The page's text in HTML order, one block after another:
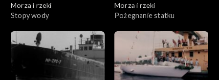
Morza i rzeki
Stopy wody
Morza i rzeki
Pożegnanie statku